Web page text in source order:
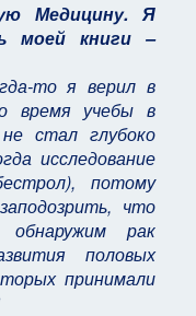
Медицину. Я
моей книги –
то я верил в
время учебы в
стал глубоко
исследование
потому
что
рак
половых
принимали